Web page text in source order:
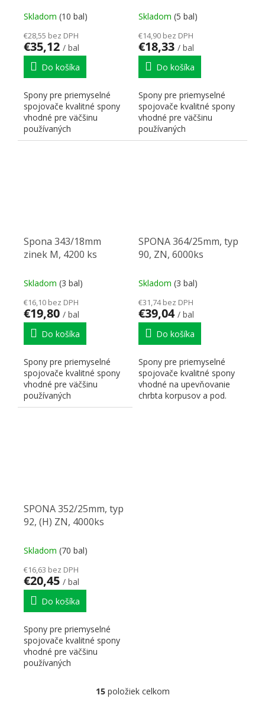
Skladom (10 bal)
€28,55 bez DPH
€35,12 / bal
Do košíka
Spony pre priemyselné
spojovače kvalitné spony
vhodné pre väčšinu
používaných
sponkovačiek, na
Skladom (5 bal)
€14,90 bez DPH
€18,33 / bal
Do košíka
Spony pre priemyselné
spojovače kvalitné spony
vhodné pre väčšinu
používaných
sponkovačiek, na
Spona 343/18mm
zinek M, 4200 ks
Skladom (3 bal)
€16,10 bez DPH
€19,80 / bal
Do košíka
Spony pre priemyselné
spojovače kvalitné spony
vhodné pre väčšinu
používaných
sponkovačiek, na
SPONA 364/25mm, typ
90, ZN, 6000ks
Skladom (3 bal)
€31,74 bez DPH
€39,04 / bal
Do košíka
Spony pre priemyselné
spojovače kvalitné spony
vhodné na upevňovanie
chrbta korpusov a pod.
SPONA 352/25mm, typ
92, (H) ZN, 4000ks
Skladom (70 bal)
€16,63 bez DPH
€20,45 / bal
Do košíka
Spony pre priemyselné
spojovače kvalitné spony
vhodné pre väčšinu
používaných
Ovládacie prvky výpisu
15položiek celkom